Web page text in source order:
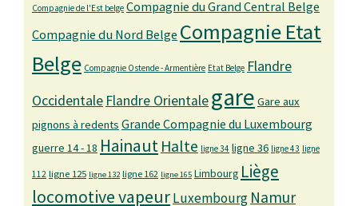
Compagnie de l'Est belge Compagnie du Grand Central Belge
Compagnie du Nord Belge Compagnie Etat
Belge Compagnie Ostende - Armentière Etat Belge Flandre
Occidentale Flandre Orientalegare Gare aux
pignons à redents Grande Compagnie du Luxembourg
guerre 14 - 18 Hainaut Halte ligne 34 ligne 36 ligne 43 ligne
112 ligne 125 ligne 132 ligne 162 ligne 165 Limbourg Liège
locomotive vapeurLuxembourg Namur